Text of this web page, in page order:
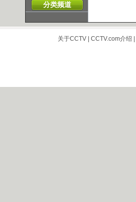
分类频道
关于CCTV| CCTV.com介绍